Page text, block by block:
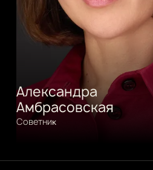
Александра
Амбрасовская
Советниĸ